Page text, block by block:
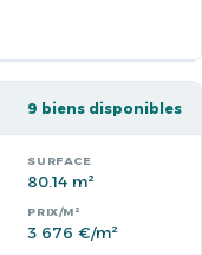
9 biens disponibles
80.14 m²
3 676 €/m²